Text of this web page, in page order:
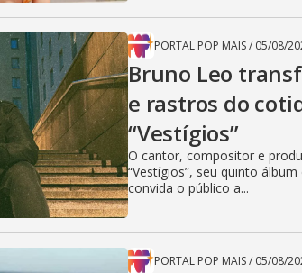
PORTAL POP MAIS/ 05/08/
Bruno Leo
e rastros do
“Vestígios”
O cantor, compositor e
“Vestígios”, seu quinto
convida o público a...
PORTAL POP MAIS/ 05/08/